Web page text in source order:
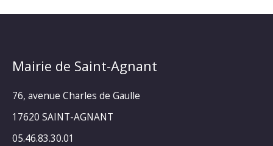
Mairie de Saint-Agnant
76, avenue Charles de Gaulle
17620 SAINT-AGNANT
05.46.83.30.01